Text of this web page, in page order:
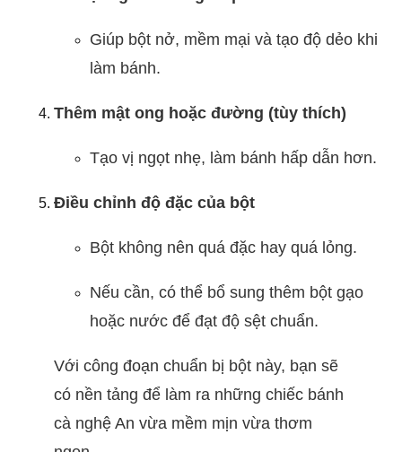
Giúp bột nở, mềm mại và tạo độ dẻo khi
làm bánh.
Thêm mật ong hoặc đường (tùy thích)
Tạo vị ngọt nhẹ, làm bánh hấp dẫn hơn.
Điều chỉnh độ đặc của bột
Bột không nên quá đặc hay quá lỏng.
Nếu cần, có thể bổ sung thêm bột gạo
hoặc nước để đạt độ sệt chuẩn.
Với công đoạn chuẩn bị bột này, bạn sẽ
có nền tảng để làm ra những chiếc bánh
cà nghệ An vừa mềm mịn vừa thơm